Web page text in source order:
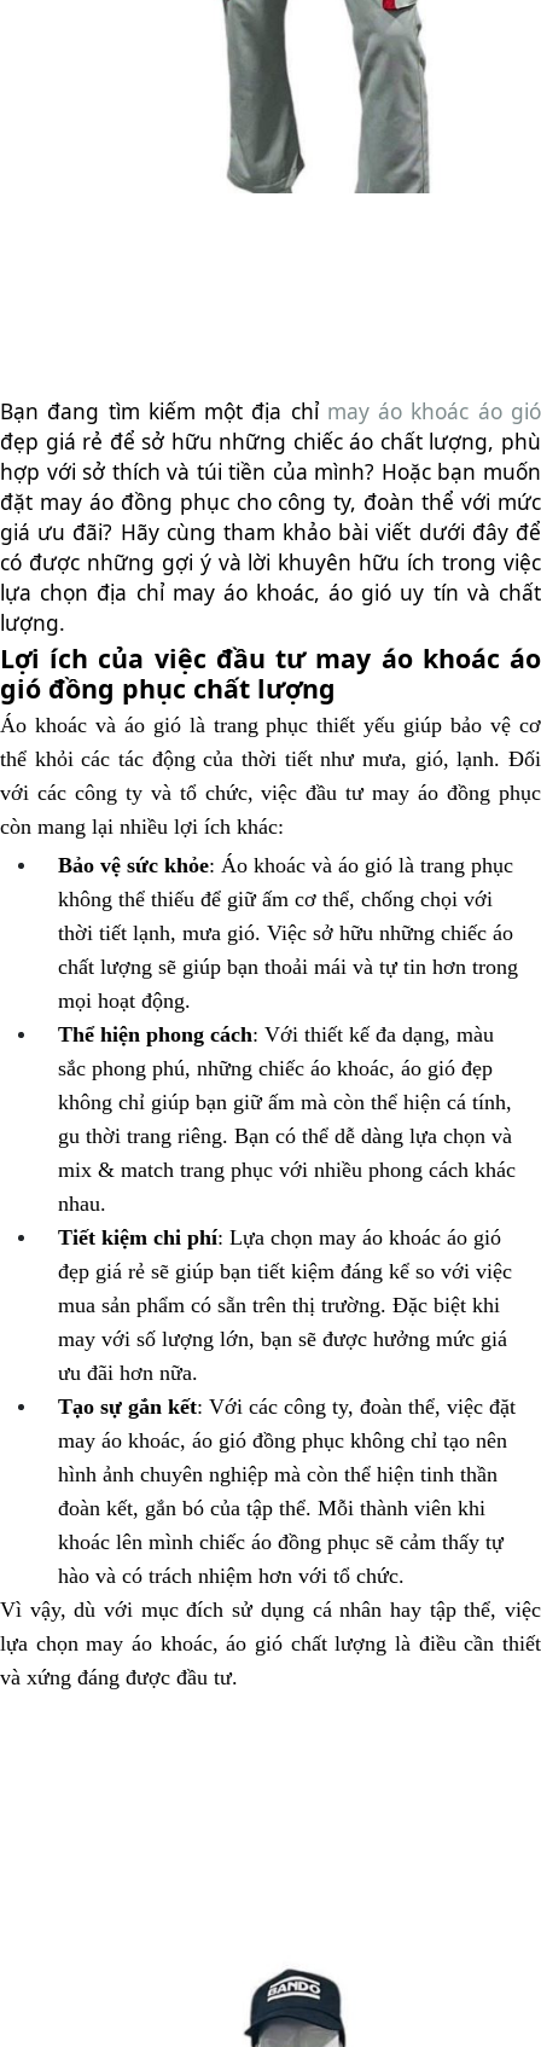
Bạn đang tìm kiếm một địa chỉ may áo khoác áo gió
đẹp giá rẻ để sở hữu những chiếc áo chất lượng, phù
hợp với sở thích và túi tiền của mình? Hoặc bạn muốn
đặt may áo đồng phục cho công ty, đoàn thể với mức
giá ưu đãi? Hãy cùng tham khảo bài viết dưới đây để
có được những gợi ý và lời khuyên hữu ích trong việc
lựa chọn địa chỉ may áo khoác, áo gió uy tín và chất
lượng.
Lợi ích của việc đầu tư may áo khoác áo
gió đồng phục chất lượng
Áo khoác và áo gió là trang phục thiết yếu giúp bảo vệ cơ
thể khỏi các tác động của thời tiết như mưa, gió, lạnh. Đối
với các công ty và tổ chức, việc đầu tư may áo đồng phục
còn mang lại nhiều lợi ích khác:
Bảo vệ sức khỏe: Áo khoác và áo gió là trang phục
không thể thiếu để giữ ấm cơ thể, chống chọi với
thời tiết lạnh, mưa gió. Việc sở hữu những chiếc áo
chất lượng sẽ giúp bạn thoải mái và tự tin hơn trong
mọi hoạt động.
Thể hiện phong cách: Với thiết kế đa dạng, màu
sắc phong phú, những chiếc áo khoác, áo gió đẹp
không chỉ giúp bạn giữ ấm mà còn thể hiện cá tính,
gu thời trang riêng. Bạn có thể dễ dàng lựa chọn và
mix & match trang phục với nhiều phong cách khác
nhau.
Tiết kiệm chi phí: Lựa chọn may áo khoác áo gió
đẹp giá rẻ sẽ giúp bạn tiết kiệm đáng kể so với việc
mua sản phẩm có sẵn trên thị trường. Đặc biệt khi
may với số lượng lớn, bạn sẽ được hưởng mức giá
ưu đãi hơn nữa.
Tạo sự gắn kết: Với các công ty, đoàn thể, việc đặt
may áo khoác, áo gió đồng phục không chỉ tạo nên
hình ảnh chuyên nghiệp mà còn thể hiện tinh thần
đoàn kết, gắn bó của tập thể. Mỗi thành viên khi
khoác lên mình chiếc áo đồng phục sẽ cảm thấy tự
hào và có trách nhiệm hơn với tổ chức.
Vì vậy, dù với mục đích sử dụng cá nhân hay tập thể, việc
lựa chọn may áo khoác, áo gió chất lượng là điều cần thiết
và xứng đáng được đầu tư.